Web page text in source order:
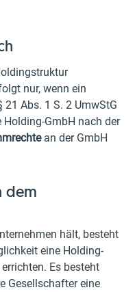
nur, wenn ein
Abs. 1 S. 2 UmwStG
GmbH nach der
an der GmbH
dem
hält, besteht
eine Holding-
Es besteht
Gesellschafter eine